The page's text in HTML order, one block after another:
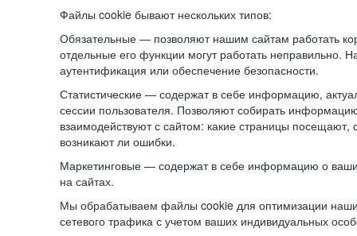
Файлы cookie бывают нескольких типов:
Обязательные — позволяют нашим сайтам работать
отдельные его функции могут работать неправильно.
аутентификация или обеспечение безопасности.
Статистические — содержат в себе информацию,
сессии пользователя. Позволяют собирать
взаимодействуют с сайтом: какие страницы посещают,
возникают ли ошибки.
Маркетинговые — содержат в себе информацию о
на сайтах.
Мы обрабатываем файлы cookie для оптимизации
сетевого трафика с учетом ваших индивидуальных